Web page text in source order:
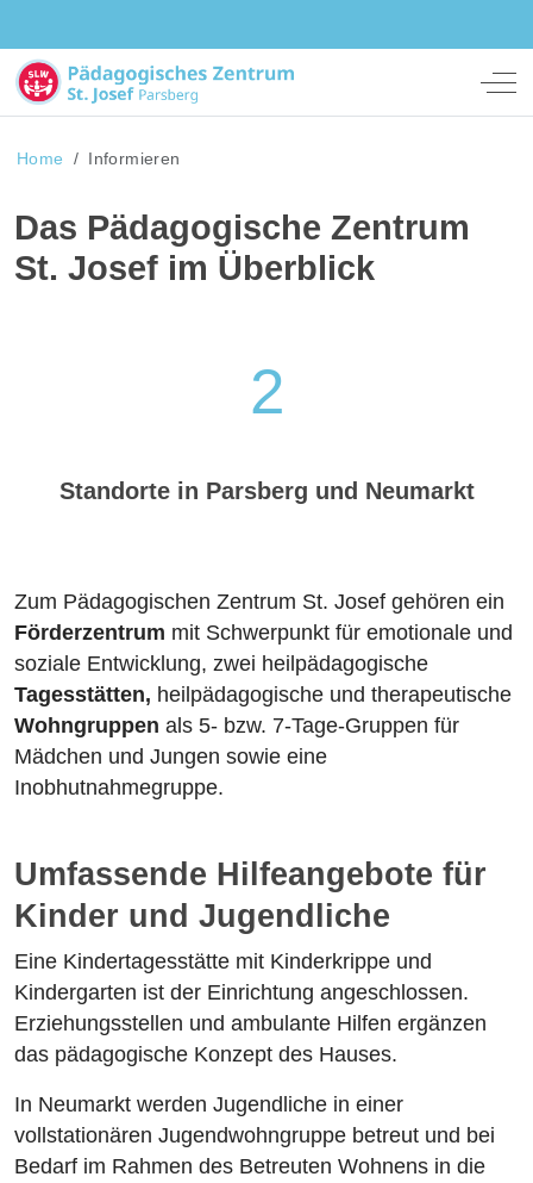
Home Informieren
Das Pädagogische Zentrum
St. Josef im Überblick
2
Standorte in Parsberg und Neumarkt
Zum Pädagogischen Zentrum St. Josef gehören ein
Förderzentrum mit Schwerpunkt für emotionale und
soziale Entwicklung, zwei heilpädagogische
Tagesstätten, heilpädagogische und therapeutische
Wohngruppen als 5- bzw. 7-Tage-Gruppen für
Mädchen und Jungen sowie eine
Inobhutnahmegruppe.
Umfassende Hilfeangebote für
Kinder und Jugendliche
Eine Kindertagesstätte mit Kinderkrippe und
Kindergarten ist der Einrichtung angeschlossen.
Erziehungsstellen und ambulante Hilfen ergänzen
das pädagogische Konzept des Hauses.
In Neumarkt werden Jugendliche in einer
vollstationären Jugendwohngruppe betreut und bei
Bedarf im Rahmen des Betreuten Wohnens in die